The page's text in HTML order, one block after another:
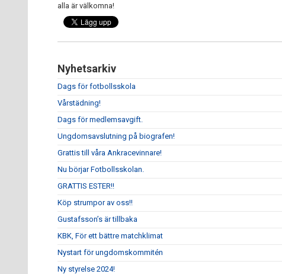
alla är välkomna!
Nyhetsarkiv
Dags för fotbollsskola
Vårstädning!
Dags för medlemsavgift.
Ungdomsavslutning på biografen!
Grattis till våra Ankracevinnare!
Nu börjar Fotbollsskolan.
GRATTIS ESTER!!
Köp strumpor av oss!!
Gustafsson’s är tillbaka
KBK, För ett bättre matchklimat
Nystart för ungdomskommitén
Ny styrelse 2024!